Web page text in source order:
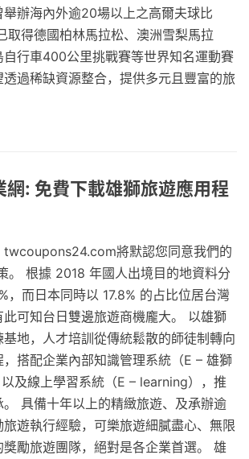
辦海內外逾20場以上之高爾夫球比
取得德國柏林馬拉松、澳洲雪梨馬拉
行車400公里挑戰賽等世界知名運動賽
過稀缺資源整合，提供多元且豐富的旅
網: 免費下載雄獅旅遊應用程
twcoupons24.com將默認您同意我們的
。 根據 2018 年國人出境目的地資料分
，而日本同時以 17.8% 的占比位居台灣
可知台日雙邊旅遊商機龐大。 以雄獅
地，人才培訓從傳統鬆散的師徒制轉向
搭配企業內部知識管理系統（E – 雄獅
及線上學習系統（E – learning），推
具備十年以上的精緻旅遊、及承辦逾
遊執行經驗，可樂旅遊細膩盡心、無限
勵旅遊團隊，絕對是各企業首選。 雄